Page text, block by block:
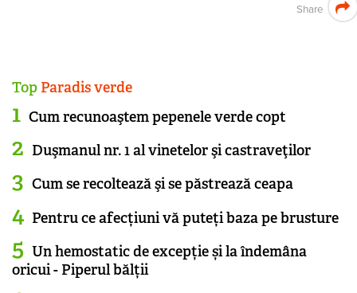
Share
Top Paradis verde
Cum recunoaştem pepenele verde copt
Duşmanul nr. 1 al vinetelor şi castraveţilor
Cum se recoltează şi se păstrează ceapa
Pentru ce afecțiuni vă puteți baza pe brusture
Un hemostatic de excepție și la îndemâna
oricui - Piperul bălții